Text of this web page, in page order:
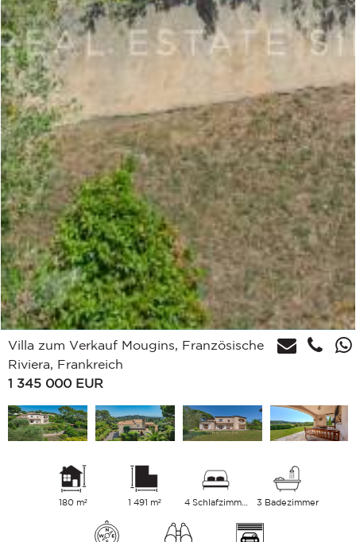
Villa zum Verkauf Mougins, Französische
Riviera, Frankreich
1 345 000 EUR
180 m² 1 491 m² 4 Schlafzimmer 3 Badezimmer